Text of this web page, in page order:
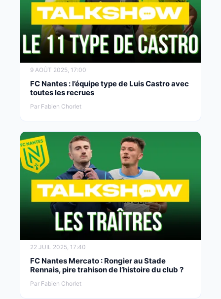
9 AOÛT 2025, 17:00
FC Nantes : l’équipe type de Luis Castro avec
toutes les recrues
Par Fabien Chorlet
22 JUIL 2025, 17:40
FC Nantes Mercato : Rongier au Stade
Rennais, pire trahison de l’histoire du club ?
Par Fabien Chorlet